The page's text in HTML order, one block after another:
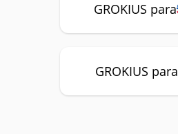
GROKIUS para
GROKIUS para